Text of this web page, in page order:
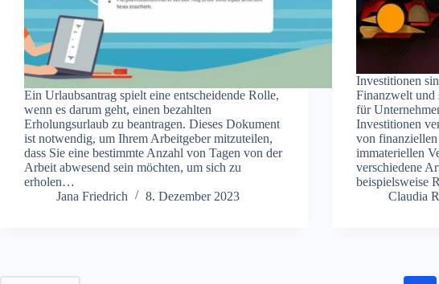
Ein Urlaubsantrag spielt eine entscheidende Rolle,
wenn es darum geht, einen bezahlten
Erholungsurlaub zu beantragen. Dieses Dokument
ist notwendig, um Ihrem Arbeitgeber mitzuteilen,
dass Sie eine bestimmte Anzahl von Tagen von der
Arbeit abwesend sein möchten, um sich zu
erholen…
Jana Friedrich
8. Dezember 2023
Investitionen
Finanzwelt und
für
Investitionen
von
immateriellen
verschiedene
beispielsweise
Claudia